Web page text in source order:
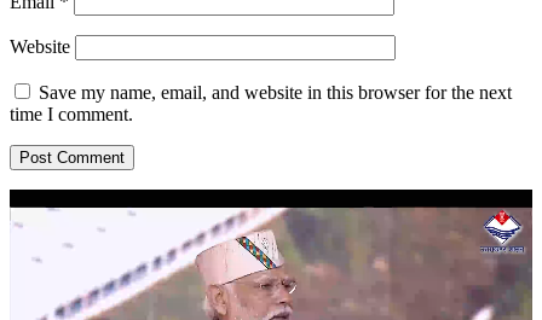
Website
Save my name, email, and website in this browser for the next
time I comment.